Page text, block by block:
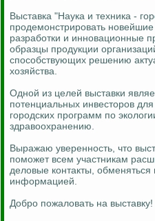
Выставка "Наука и техника -
продемонстрировать новейшие
разработки и инновационные
образцы продукции
способствующих решению
хозяйства.
Одной из целей выставки
потенциальных инвесторов
городских программ по
здравоохранению.
Выражаю уверенность, что
поможет всем участникам
деловые контакты, обменяться
информацией.
Добро пожаловать на выставку!